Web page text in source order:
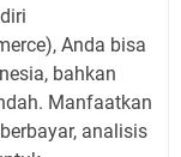
Anda bisa
bahkan
Manfaatkan
analisis